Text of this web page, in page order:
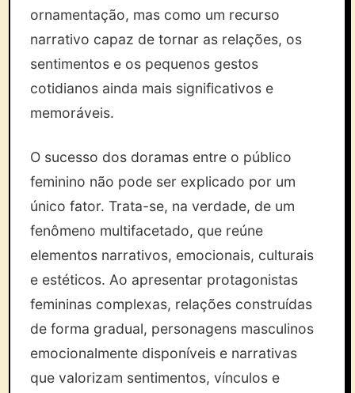
ornamentação, mas como um recurso
narrativo capaz de tornar as relações, os
sentimentos e os pequenos gestos
cotidianos ainda mais significativos e
memoráveis.
O sucesso dos doramas entre o público
feminino não pode ser explicado por um
único fator. Trata-se, na verdade, de um
fenômeno multifacetado, que reúne
elementos narrativos, emocionais, culturais
e estéticos. Ao apresentar protagonistas
femininas complexas, relações construídas
de forma gradual, personagens masculinos
emocionalmente disponíveis e narrativas
que valorizam sentimentos, vínculos e